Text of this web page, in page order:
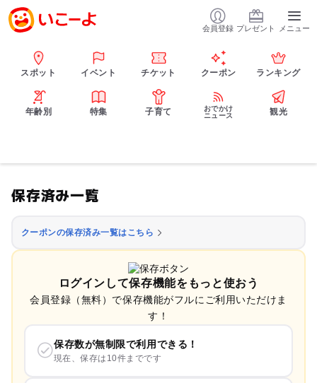
会員登録 プレゼント メニュー
スポット イベント チケット クーポン ランキング
年齢別 特集 子育て
おでかけ
ニュース
観光
保存済み一覧
クーポンの保存済み一覧はこちら
ログインして保存機能をもっと使おう
会員登録（無料）で保存機能がフルにご利用いただけま
す！
保存数が無制限で利用できる！
現在、保存は10件までです